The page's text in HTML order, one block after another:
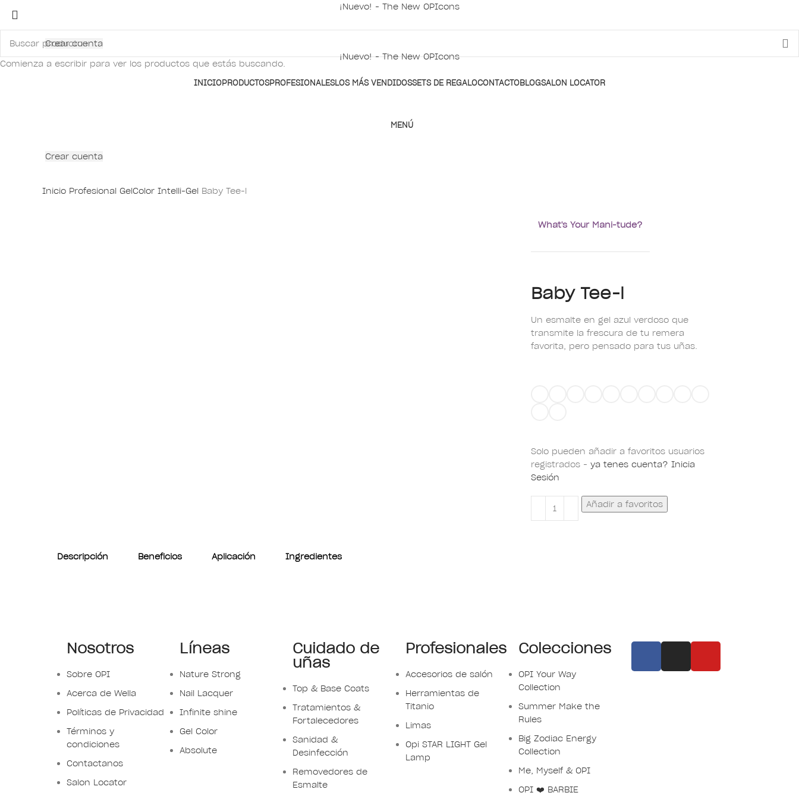
¡Nuevo! - The New OPIcons
Crear cuenta
¡Nuevo! - The New OPIcons
INICIOPRODUCTOSPROFESIONALESLOS MÁS VENDIDOSSETS DE REGALOCONTACTOBLOGSALON LOCATOR
MENÚ
Crear cuenta
Inicio Profesional GelColor Intelli-Gel Baby Tee-l
What's Your Mani-tude?
Baby Tee-l
Un esmalte en gel azul verdoso que
transmite la frescura de tu remera
favorita, pero pensado para tus uñas.
Solo pueden añadir a favoritos usuarios
registrados -ya tenes cuenta? Inicia
Sesión
Añadir a favoritos
Descripción Beneficios Aplicación Ingredientes
Nosotros
Sobre OPI
Acerca de Wella
Políticas de Privacidad
Términos y
condiciones
Contactanos
Salon Locator
Líneas
Nature Strong
Nail Lacquer
Infinite shine
Gel Color
Absolute
Cuidado de
uñas
Top & Base Coats
Tratamientos &
Fortalecedores
Sanidad &
Desinfección
Removedores de
Esmalte
Profesionales
Accesorios de salón
Herramientas de
Titanio
Limas
Opi STAR LIGHT Gel
Lamp
Colecciones
OPI Your Way
Collection
Summer Make the
Rules
Big Zodiac Energy
Collection
Me, Myself & OPI
OPI ❤️ BARBIE
Comienza a escribir para ver los productos que estás buscando.